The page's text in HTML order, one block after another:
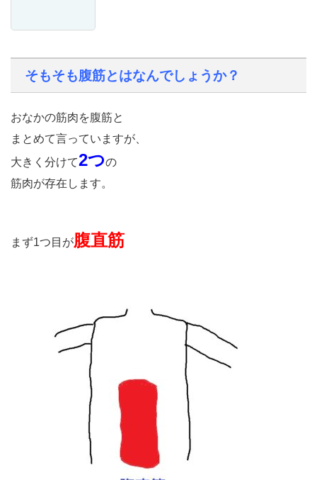
そもそも腹筋とはなんでしょうか？
おなかの筋肉を腹筋と
まとめて言っていますが、
大きく分けて2つの
筋肉が存在します。
まず1つ目が腹直筋